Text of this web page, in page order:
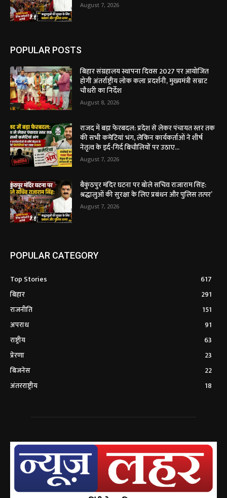
August 7, 2026
POPULAR POSTS
बिहार संग्रहालय स्थापना दिवस 2027 पर आयोजित
होगी अंतर्राष्ट्रीय लोक कला प्रदर्शनी, मुख्यमंत्री सम्राट
चौधरी का निर्देश
August 8, 2026
राजद में बड़ा फेरबदल: प्रदेश से लेकर पंचायत स्तर तक
की सभी कमेटियां भंग, लेकिन कार्यकर्ताओं ने शीर्ष
नेतृत्व के इर्द-गिर्द बिचौलियों पर उठाए...
August 7, 2026
बैकुंठपुर मंदिर घटना पर बोले सचिव राजाराम सिंह:
श्रद्धालुओं की सुरक्षा के लिए प्रबंधन और पुलिस तत्पर’
August 7, 2026
POPULAR CATEGORY
Top Stories
617
बिहार
291
राजनीति
151
अपराध
91
राष्ट्रीय
63
प्रेरणा
23
बिजनेस
22
अंतरराष्ट्रीय
18